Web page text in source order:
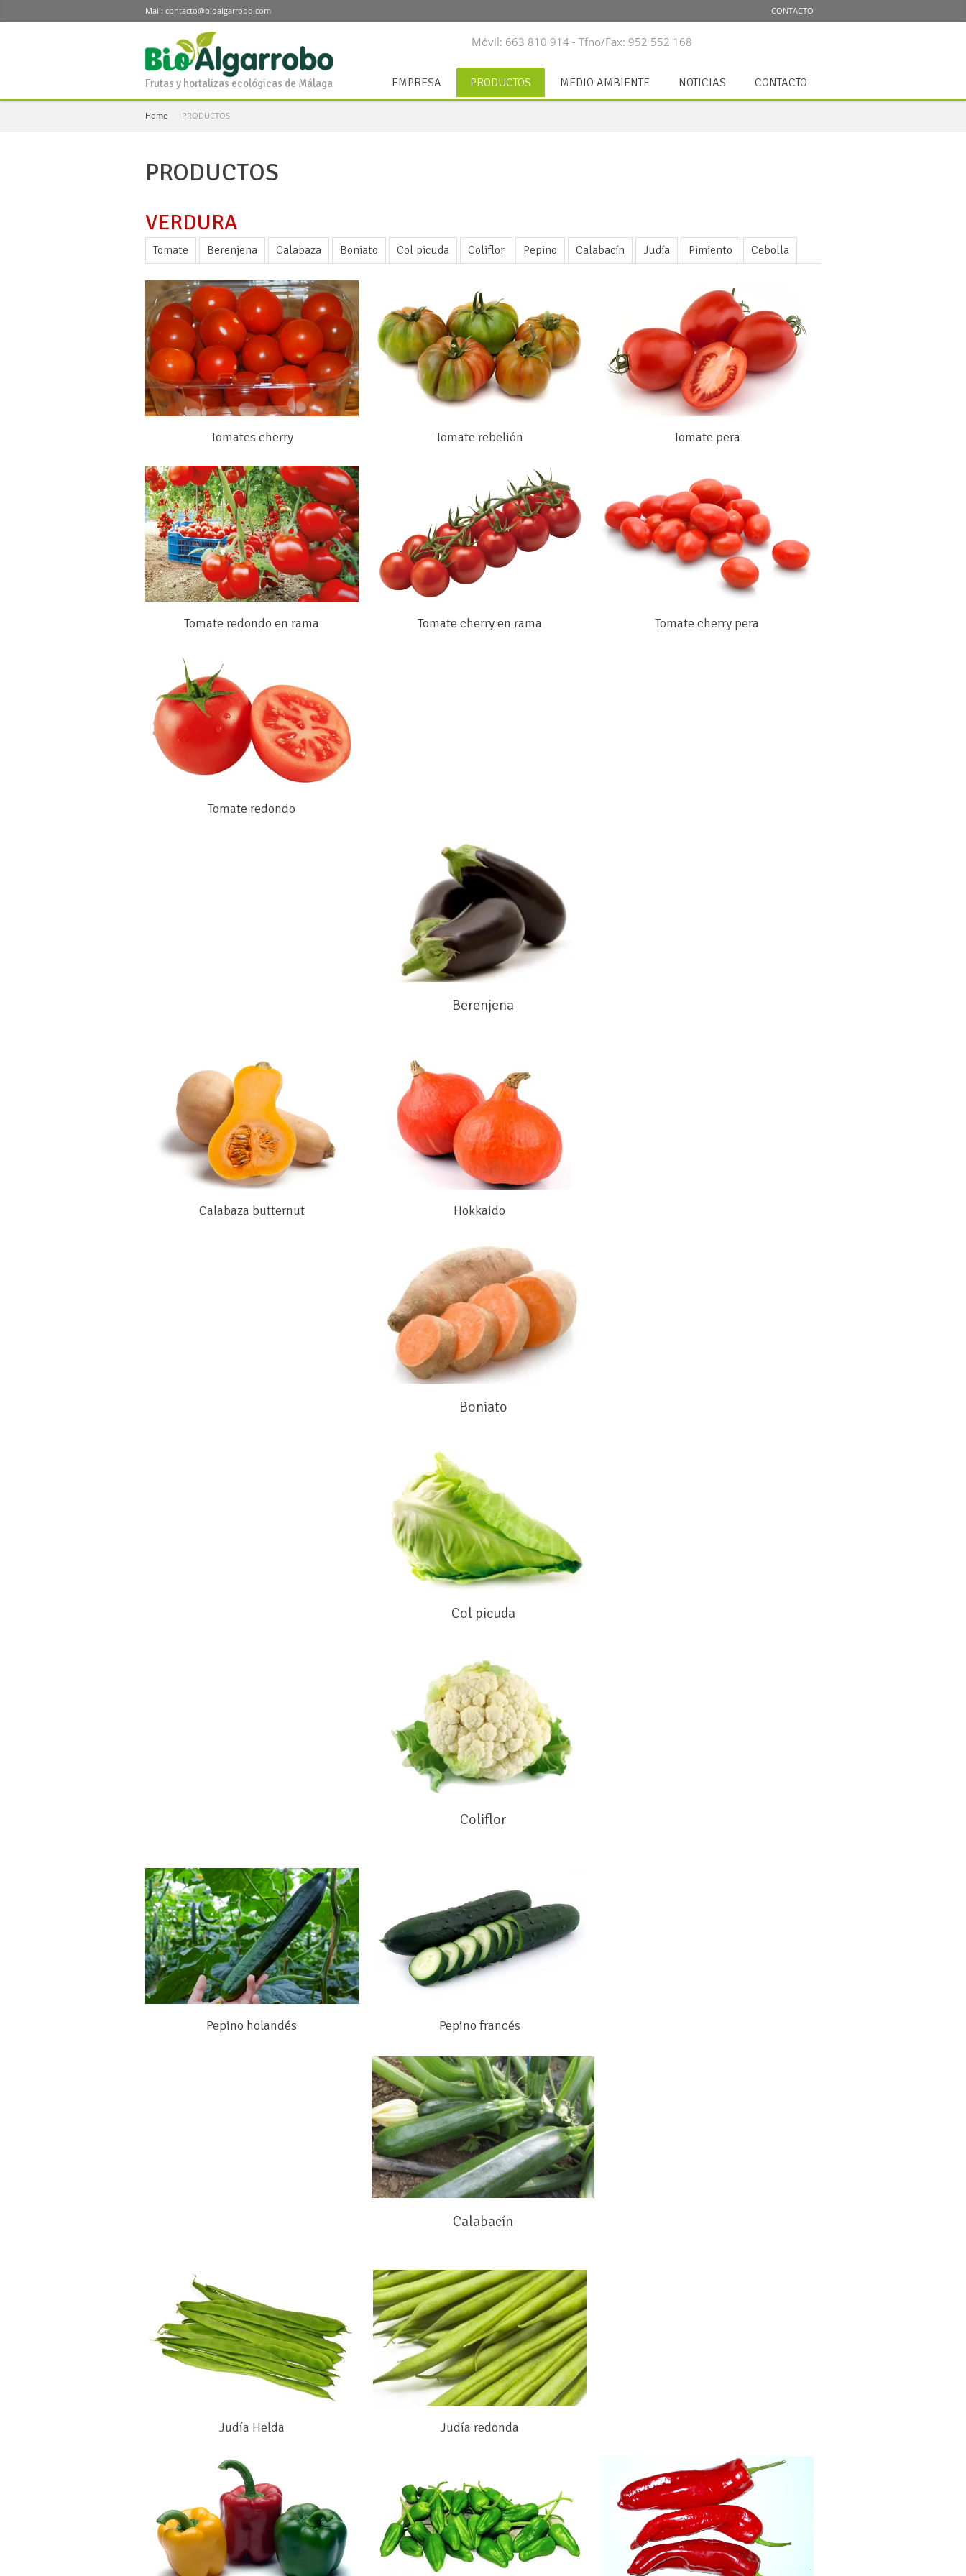
Mail: contacto@bioalgarrobo.com CONTACTO
Frutas y hortalizas ecológicas de Málaga
Móvil: 663 810 914 - Tfno/Fax: 952 552 168
EMPRESA PRODUCTOS MEDIO AMBIENTE NOTICIAS CONTACTO
Home PRODUCTOS
PRODUCTOS
VERDURA
Tomate Berenjena Calabaza Boniato Col picuda Coliflor Pepino Calabacín Judía Pimiento Cebolla
Tomates cherry Tomate rebelión Tomate pera
Tomate redondo en rama Tomate cherry en rama Tomate cherry pera
Tomate redondo
Berenjena
Calabaza butternut Hokkaido
Boniato
Col picuda
Coliflor
Pepino holandés Pepino francés
Calabacín
Judía Helda Judía redonda